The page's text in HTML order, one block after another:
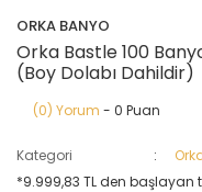
ORKA BANYO
Orka Bastle 100
(Boy Dolabı Dahildir)
(0) Yorum - 0 Puan
Kategori
*9.999,83 TL den başlayan